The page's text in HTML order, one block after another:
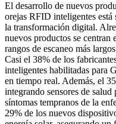
El desarrollo de nuevos
orejas RFID inteligentes
la transformación digital.
nuevos productos se centran
rangos de escaneo más
Casi el 38% de los
inteligentes habilitadas para
en tiempo real. Además, el
integrando sensores de
síntomas tempranos de la
29% de los nuevos